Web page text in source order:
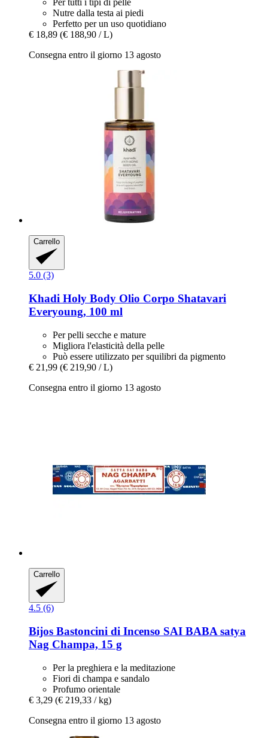
Nutre dalla testa ai piedi
Perfetto per un uso quotidiano
€ 18,89 (€ 188,90 / L)
Consegna entro il giorno 13 agosto
Carrello
5.0 (3)
Khadi Holy Body Olio Corpo Shatavari
Everyoung, 100 ml
Per pelli secche e mature
Migliora l'elasticità della pelle
Può essere utilizzato per squilibri da pigmento
€ 21,99 (€ 219,90 / L)
Consegna entro il giorno 13 agosto
Carrello
4.5 (6)
Bijos Bastoncini di Incenso SAI BABA satya
Nag Champa, 15 g
Per la preghiera e la meditazione
Fiori di champa e sandalo
Profumo orientale
€ 3,29 (€ 219,33 / kg)
Consegna entro il giorno 13 agosto